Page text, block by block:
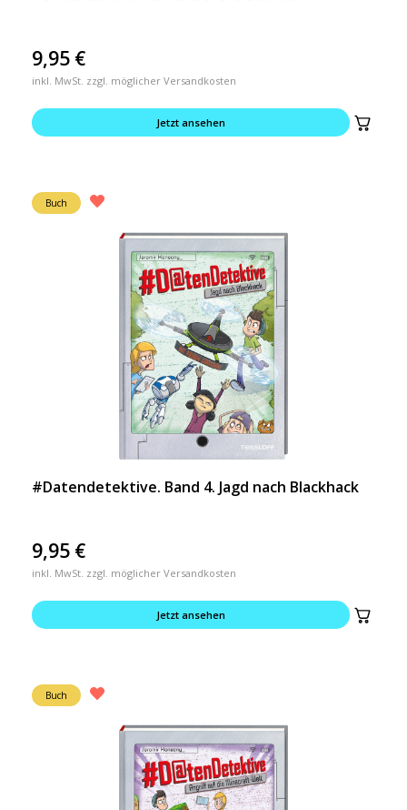
9,95 €
inkl. MwSt. zzgl. möglicher Versandkosten
Jetzt ansehen
Buch
#Datendetektive. Band 4. Jagd nach Blackhack
9,95 €
inkl. MwSt. zzgl. möglicher Versandkosten
Jetzt ansehen
Buch